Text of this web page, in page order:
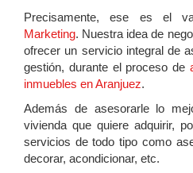
Precisamente, ese es el
Marketing. Nuestra idea de
ofrecer un servicio integral de
gestión, durante el proceso de
inmuebles en Aranjuez.
Además de asesorarle lo
vivienda que quiere adquirir,
servicios de todo tipo como
decorar, acondicionar, etc.